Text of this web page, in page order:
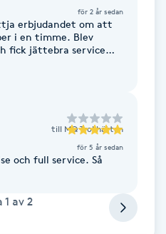
för 2 år sedan
erbjudandet om att
i en timme. Blev
fick jättebra service
Kommer
till MQ Trollhättan
för 5 år sedan
och full service. Så
1 av 2